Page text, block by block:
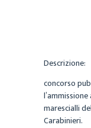
Descrizione:
concorso
marescialli
Carabinieri.